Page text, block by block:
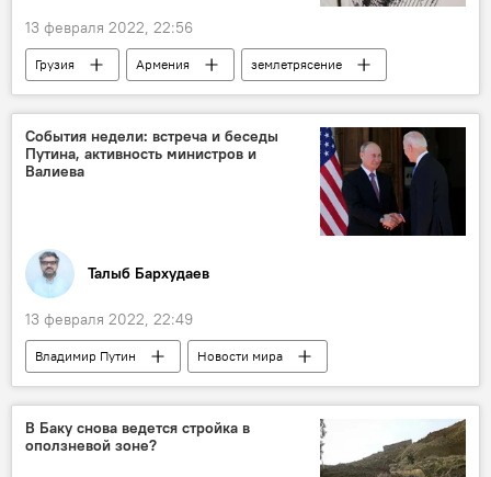
13 февраля 2022, 22:56
Грузия Армения
землетрясение
Магнитуда
ЖИЗНЬ
Происшествия
Происшествия в Азербайджане
Азербайджан
События недели: встреча и беседы
Путина, активность министров и
Валиева
Талыб Бархудаев
13 февраля 2022, 22:49
Владимир Путин
Новости мира
Россия
Джо Байден
США
Политика
События
Итоги недели - политика
В Баку снова ведется стройка в
оползневой зоне?